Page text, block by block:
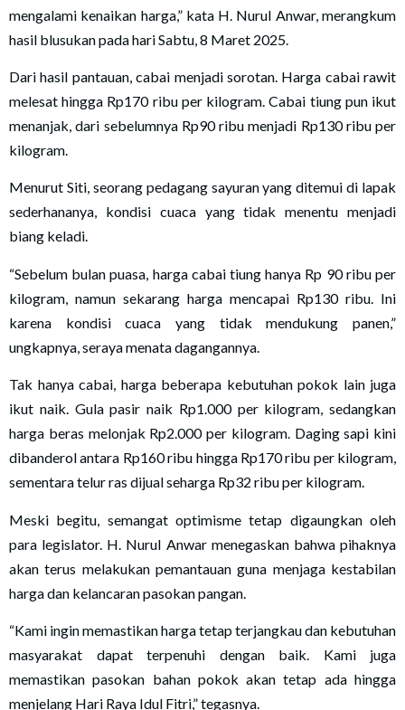
mengalami kenaikan harga,” kata H. Nurul Anwar, merangkum
hasil blusukan pada hari Sabtu, 8 Maret 2025.
Dari hasil pantauan, cabai menjadi sorotan. Harga cabai rawit
melesat hingga Rp170 ribu per kilogram. Cabai tiung pun ikut
menanjak, dari sebelumnya Rp90 ribu menjadi Rp130 ribu per
kilogram.
Menurut Siti, seorang pedagang sayuran yang ditemui di lapak
sederhananya, kondisi cuaca yang tidak menentu menjadi
biang keladi.
“Sebelum bulan puasa, harga cabai tiung hanya Rp 90 ribu per
kilogram, namun sekarang harga mencapai Rp130 ribu. Ini
karena kondisi cuaca yang tidak mendukung panen,”
ungkapnya, seraya menata dagangannya.
Tak hanya cabai, harga beberapa kebutuhan pokok lain juga
ikut naik. Gula pasir naik Rp1.000 per kilogram, sedangkan
harga beras melonjak Rp2.000 per kilogram. Daging sapi kini
dibanderol antara Rp160 ribu hingga Rp170 ribu per kilogram,
sementara telur ras dijual seharga Rp32 ribu per kilogram.
Meski begitu, semangat optimisme tetap digaungkan oleh
para legislator. H. Nurul Anwar menegaskan bahwa pihaknya
akan terus melakukan pemantauan guna menjaga kestabilan
harga dan kelancaran pasokan pangan.
“Kami ingin memastikan harga tetap terjangkau dan kebutuhan
masyarakat dapat terpenuhi dengan baik. Kami juga
memastikan pasokan bahan pokok akan tetap ada hingga
menjelang Hari Raya Idul Fitri,” tegasnya.